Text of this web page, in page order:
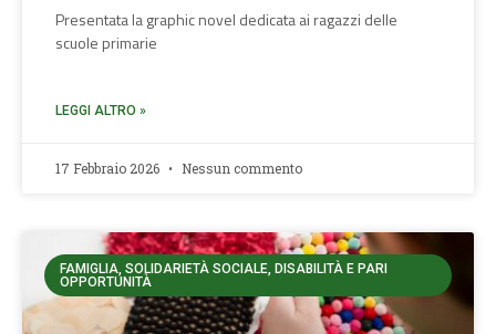
Presentata la graphic novel dedicata ai ragazzi delle
scuole primarie
LEGGI ALTRO »
17 Febbraio 2026 Nessun commento
FAMIGLIA, SOLIDARIETÀ SOCIALE, DISABILITÀ E PARI
OPPORTUNITÀ